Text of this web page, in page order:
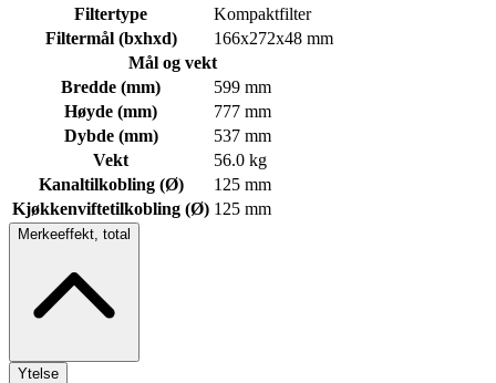
Filtertype
Kompaktfilter
Filtermål (bxhxd)
166x272x48 mm
Mål og vekt
Bredde (mm)
599 mm
Høyde (mm)
777 mm
Dybde (mm)
537 mm
Vekt
56.0 kg
Kanaltilkobling (Ø)
125 mm
Kjøkkenviftetilkobling (Ø) 125 mm
Merkeeffekt, total
Ytelse